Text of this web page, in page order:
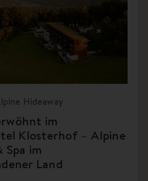
Hideaway
im
Klosterhof – Alpine
Spa im
Land